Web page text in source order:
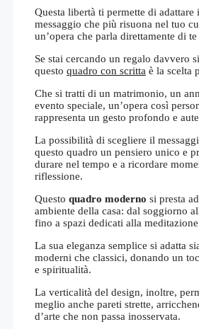
Questa libertà ti permette di adattare
messaggio che più risuona nel tuo
un’opera che parla direttamente di
Se stai cercando un regalo davvero
questo quadro con scritta è la scelta
Che si tratti di un matrimonio, un
evento speciale, un’opera così
rappresenta un gesto profondo e
La possibilità di scegliere il
questo quadro un pensiero unico e
durare nel tempo e a ricordare
riflessione.
Questo quadro moderno si presta
ambiente della casa: dal soggiorno
fino a spazi dedicati alla
La sua eleganza semplice si adatta
moderni che classici, donando un
e spiritualità.
La verticalità del design, inoltre,
meglio anche pareti strette,
d’arte che non passa inosservata.